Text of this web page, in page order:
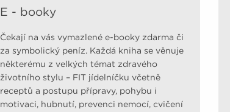
E - booky
Čekají na vás vymazlené e-booky zdarma či
za symbolický peníz. Každá kniha se věnuje
některému z velkých témat zdravého
životního stylu – FIT jídelníčku včetně
receptů a postupu přípravy, pohybu i
motivaci, hubnutí, prevenci nemocí, cvičení